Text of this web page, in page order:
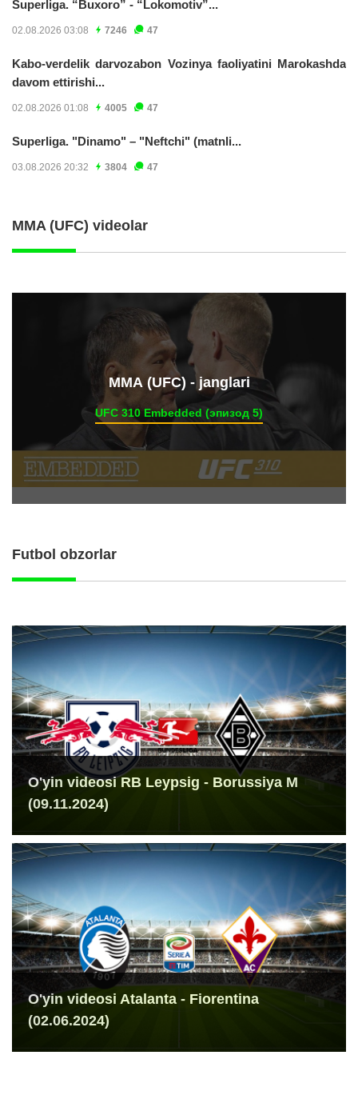
Superliga. “Buxoro” - “Lokomotiv”...
02.08.2026 03:08 7246 47
Kabo-verdelik darvozabon Vozinya faoliyatini Marokashda
davom ettirishi...
02.08.2026 01:08 4005 47
Superliga. "Dinamo" – "Neftchi" (matnli...
03.08.2026 20:32 3804 47
MMA (UFC) videolar
ММА (UFC) - janglari
UFC 310 Embedded (эпизод 5)
Futbol obzorlar
O'yin videosi RB Leypsig - Borussiya M
(09.11.2024)
O'yin videosi Atalanta - Fiorentina
(02.06.2024)